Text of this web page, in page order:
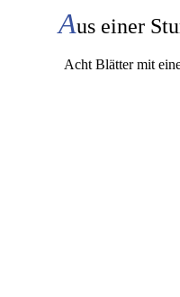
Aus einer
Acht Blätter mit